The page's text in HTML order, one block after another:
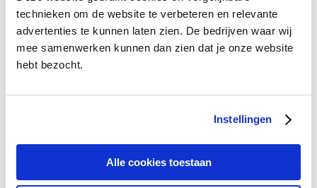
technieken om de website te verbeteren en relevante
advertenties te kunnen laten zien. De bedrijven waar wij
mee samenwerken kunnen dan zien dat je onze website
hebt bezocht.
Instellingen
Alle cookies toestaan
verloopt goed en we concluderen dat we ons mannetje hebben
gestaan op de hackathon. Met dit voldane gevoel, maar ook met
vermoeide hoofden, zitten we later die middag bij de prijsuitreiking.
Als de uitreiking voor onze track aan de beurt is, horen we de
woorden: “And the winner is… Bencom!”. Voor een paar
teamlid opspringt en begint te juichen. We zetten ons loopje naar het
project houden. De juryleden stellen dat ons project heeft
gewonnen, omdat het op alle vlakken goed in elkaar steekt.
Het project is er op toegespitst om een heel concreet en heel reëel